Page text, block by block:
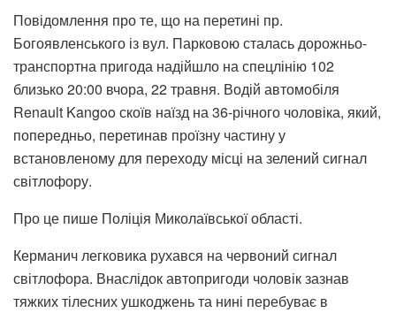
Повідомлення про те, що на перетині пр.
Богоявленського із вул. Парковою сталась дорожньо-
транспортна пригода надійшло на спецлінію 102
близько 20:00 вчора, 22 травня. Водій автомобіля
Renault Kangoo скоїв наїзд на 36-річного чоловіка, який,
попередньо, перетинав проїзну частину у
встановленому для переходу місці на зелений сигнал
світлофору.
Про це пише Поліція Миколаївської області.
Керманич легковика рухався на червоний сигнал
світлофора. Внаслідок автопригоди чоловік зазнав
тяжких тілесних ушкоджень та нині перебуває в